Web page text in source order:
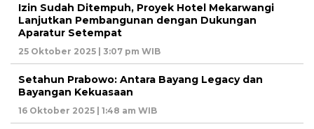
Izin Sudah Ditempuh, Proyek Hotel Mekarwangi
Lanjutkan Pembangunan dengan Dukungan
Aparatur Setempat
25 Oktober 2025 | 3:07 pm WIB
Setahun Prabowo: Antara Bayang Legacy dan
Bayangan Kekuasaan
16 Oktober 2025 | 1:48 am WIB